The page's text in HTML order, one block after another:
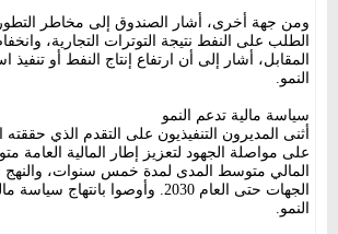
ومن جهة أخرى، أشار الصندوق إلى مخاطر
الطلب على النفط نتيجة التوترات التجارية،
النمو.
سياسة مالية تدعم النمو
أثنى المديرون التنفيذيون على التقدم الذي
على مواصلة الجهود لتعزيز إطار المالية العامة
المالي متوسط المدى لمدة خمس سنوات، والنهج
الجهات حتى العام 2030. وأوصوا
النمو.